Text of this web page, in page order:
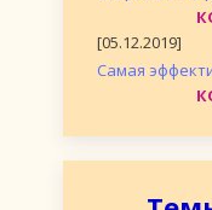
[05.12.2019]
Самая